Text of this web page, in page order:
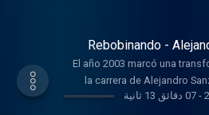
Rebobinando -
El año 2003 marcó una
la carrera de Alejandro
Mismo” era la canción
- 07 دقائق 13 ثانية